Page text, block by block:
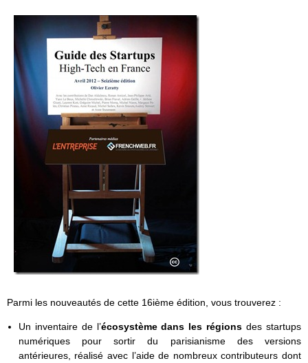
Parmi les nouveautés de cette 16ième édition, vous trouverez :
Un inventaire de l’écosystème dans les régionsdes startups
numériques pour sortir du parisianisme des versions
antérieures, réalisé avec l’aide de nombreux contributeurs dont